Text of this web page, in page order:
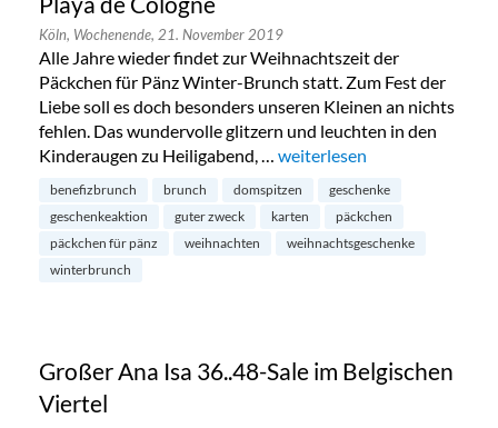
Köln, Wochenende, 21. November 2019
Alle Jahre wieder findet zur Weihnachtszeit der
Päckchen für Pänz Winter-Brunch statt. Zum Fest der
Liebe soll es doch besonders unseren Kleinen an nichts
fehlen. Das wundervolle glitzern und leuchten in den
Kinderaugen zu Heiligabend, … „Päckchen für Pänz:
weiterlesen
benefizbrunch brunch domspitzen
geschenke
geschenkeaktion
guter zweck karten
päckchen
päckchen für pänz
weihnachten
weihnachtsgeschenke
winterbrunch
Großer Ana Isa 36..48-Sale im Belgischen
Viertel